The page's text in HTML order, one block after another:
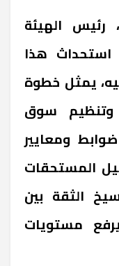
رئيس الهيئة
استحداث هذا
يمثل خطوة
وتنظيم سوق
ومعايير
المستحقات
الثقة بين
مستويات